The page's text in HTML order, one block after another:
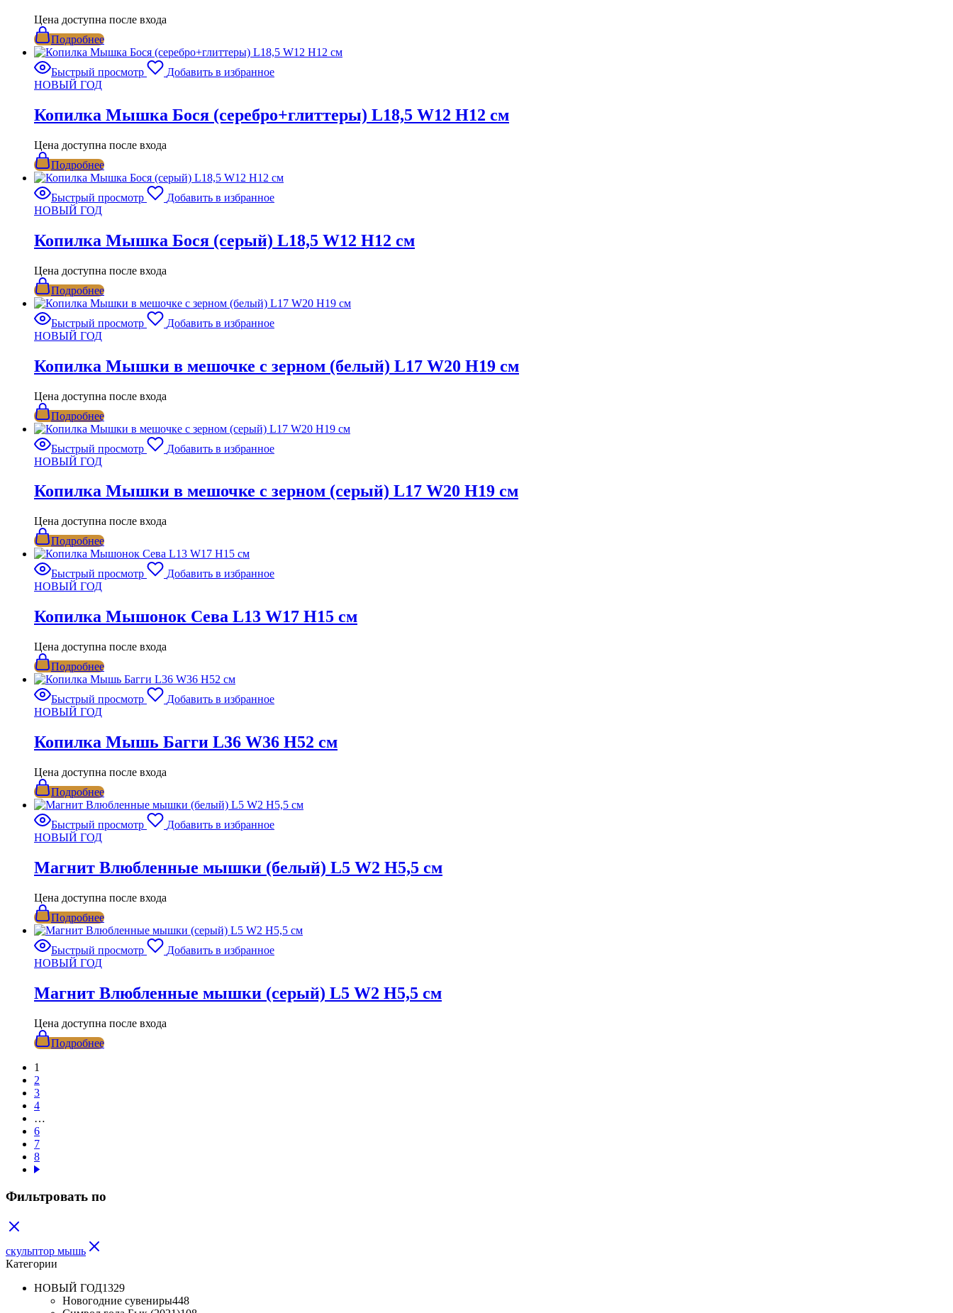
Цена доступна после входа
Подробнее
Быстрый просмотр
Добавить в избранное
НОВЫЙ ГОД
Копилка Мышка Бося (серебро+глиттеры) L18,5 W12 H12 см
Цена доступна после входа
Подробнее
Быстрый просмотр
Добавить в избранное
НОВЫЙ ГОД
Копилка Мышка Бося (серый) L18,5 W12 H12 см
Цена доступна после входа
Подробнее
Быстрый просмотр
Добавить в избранное
НОВЫЙ ГОД
Копилка Мышки в мешочке с зерном (белый) L17 W20 H19 см
Цена доступна после входа
Подробнее
Быстрый просмотр
Добавить в избранное
НОВЫЙ ГОД
Копилка Мышки в мешочке с зерном (серый) L17 W20 H19 см
Цена доступна после входа
Подробнее
Быстрый просмотр
Добавить в избранное
НОВЫЙ ГОД
Копилка Мышонок Сева L13 W17 H15 см
Цена доступна после входа
Подробнее
Быстрый просмотр
Добавить в избранное
НОВЫЙ ГОД
Копилка Мышь Багги L36 W36 H52 см
Цена доступна после входа
Подробнее
Быстрый просмотр
Добавить в избранное
НОВЫЙ ГОД
Магнит Влюбленные мышки (белый) L5 W2 H5,5 см
Цена доступна после входа
Подробнее
Быстрый просмотр
Добавить в избранное
НОВЫЙ ГОД
Магнит Влюбленные мышки (серый) L5 W2 H5,5 см
Цена доступна после входа
Подробнее
1
2
3
4
…
6
7
8
Фильтровать по
скульптор мышь
Категории
НОВЫЙ ГОД1329
Новогодние сувениры448